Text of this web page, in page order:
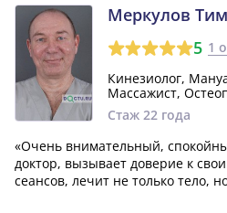
Меркулов
5 1
Кинезиолог,
Массажист,
Стаж 22 года
«Очень внимательный,
доктор, вызывает доверие к
сеансов, лечит не только тело,